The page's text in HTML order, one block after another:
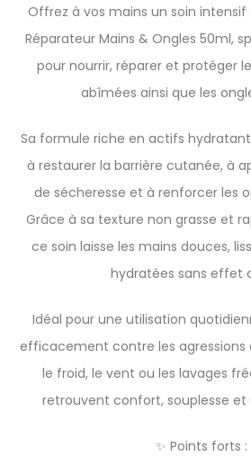
Offrez à vos mains un soin intensif
Réparateur Mains & Ongles 50ml,
pour nourrir, réparer et protéger
abîmées ainsi que les
Sa formule riche en actifs
à restaurer la barrière cutanée, à
de sécheresse et à renforcer les
Grâce à sa texture non grasse et
ce soin laisse les mains douces,
hydratées sans effet
Idéal pour une utilisation
efficacement contre les agressions
le froid, le vent ou les lavages
retrouvent confort, souplesse et
✨ Points forts :